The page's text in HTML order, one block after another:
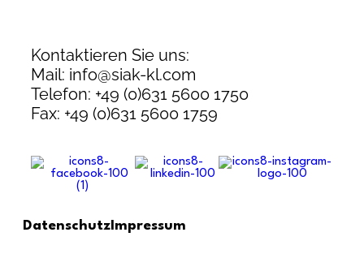
Kontaktieren Sie uns:
Mail: info@siak-kl.com
Telefon: +49 (0)631 5600 1750
Fax: +49 (0)631 5600 1759
Datenschutz Impressum